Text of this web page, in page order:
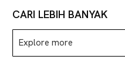
CARI LEBIH BANYAK
Explore
more